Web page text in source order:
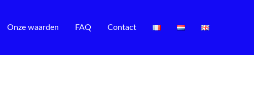
Onze waarden FAQ Contact